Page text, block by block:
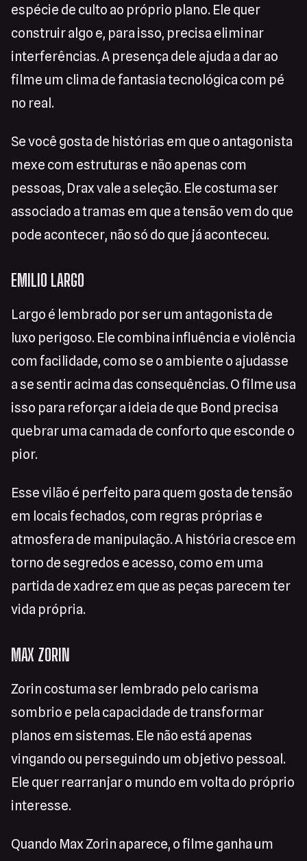
espécie de culto ao próprio plano. Ele quer
construir algo e, para isso, precisa eliminar
interferências. A presença dele ajuda a dar ao
filme um clima de fantasia tecnológica com pé
no real.
Se você gosta de histórias em que o antagonista
mexe com estruturas e não apenas com
pessoas, Drax vale a seleção. Ele costuma ser
associado a tramas em que a tensão vem do que
pode acontecer, não só do que já aconteceu.
EMILIO LARGO
Largo é lembrado por ser um antagonista de
luxo perigoso. Ele combina influência e violência
com facilidade, como se o ambiente o ajudasse
a se sentir acima das consequências. O filme usa
isso para reforçar a ideia de que Bond precisa
quebrar uma camada de conforto que esconde o
pior.
Esse vilão é perfeito para quem gosta de tensão
em locais fechados, com regras próprias e
atmosfera de manipulação. A história cresce em
torno de segredos e acesso, como em uma
partida de xadrez em que as peças parecem ter
vida própria.
MAX ZORIN
Zorin costuma ser lembrado pelo carisma
sombrio e pela capacidade de transformar
planos em sistemas. Ele não está apenas
vingando ou perseguindo um objetivo pessoal.
Ele quer rearranjar o mundo em volta do próprio
interesse.
Quando Max Zorin aparece, o filme ganha um